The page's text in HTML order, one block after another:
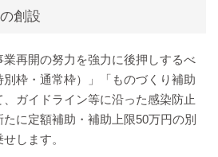
創設
再開の努力を強力に後押しするべ
別枠・通常枠）」「ものづくり補助
ガイドライン等に沿った感染防止
に定額補助・補助上限50万円の別
します。